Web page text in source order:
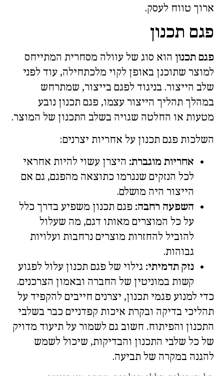
ארוך טווח לעסק.
פגם תכנון
פגם תכנון הוא סוג של עוולה מסחרית המתייחס
למוצר שתוכנן באופן לקוי מלכתחילה, עוד לפני
שלב הייצור. בניגוד לפגם בייצור, שמתרחש
במהלך תהליך הייצור עצמו, פגם תכנון נובע
מטעות או החלטה שגויה בשלב התכנון של המוצר.
השלכות פגם תכנון על אחריות יצרנים:
אחריות מוגברת: היצרן עשוי להיות אחראי
לכל הנזקים שנגרמו כתוצאה מהפגם, גם אם
הייצור היה מושלם.
השפעה רחבה: פגם תכנון משפיע בדרך כלל
על כל המוצרים מאותו דגם, מה שעלול
להוביל להחזרות מוצרים נרחבות ועלויות
גבוהות.
נזק תדמיתי: גילוי של פגם תכנון עלול לפגוע
קשות במוניטין של החברה ובאמון הצרכנים.
כדי למנוע פגמי תכנון, יצרנים חייבים להקפיד על
תהליכי בדיקה ובקרת איכות קפדניים כבר בשלבי
התכנון והפיתוח. חשוב גם לשמור על תיעוד מדויק
של כל שלבי התכנון והבדיקות, שיכול לשמש
להגנה במקרה של תביעה.